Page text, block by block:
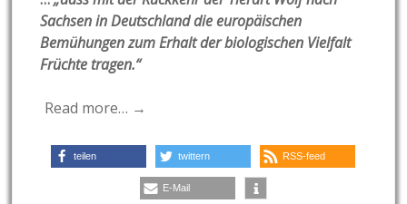
Sachsen in Deutschland die europäischen
Bemühungen zum Erhalt der biologischen Vielfalt
Früchte tragen.“
Read more… →
teilen twittern RSS-feed
E-Mail